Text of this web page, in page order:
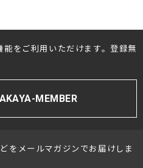
をご利用いただけます。登録無
MEMBER
をメールマガジンでお届けしま